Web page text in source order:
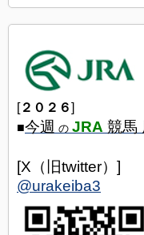
[２０２６]
■今週 の JRA 競馬
[X（旧twitter）]
@urakeiba3